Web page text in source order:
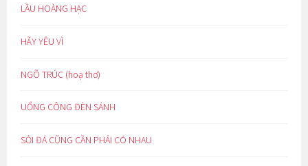
LẦU HOÀNG HẠC
HÃY YÊU VÌ
NGÕ TRÚC (hoạ thơ)
UỔNG CÔNG ĐÈN SÁNH
SỎI ĐÁ CŨNG CẦN PHẢI CÓ NHAU